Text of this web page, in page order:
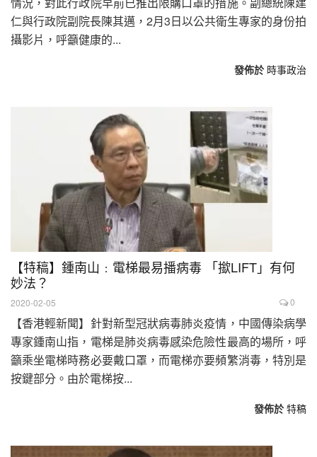
仁與行政院副院長陳其邁，2月3日以公共衛生專家的身份拍
攝影片，呼籲健康的...
發佈於 時事政治
【特稿】鍾南山﹕電梯最易播病毒 「撳LIFT」有何
妙法？
2020-02-05 0
【香港輕新聞】針對新型冠狀病毒肺炎疫情，中國傳染病學
專家鍾南山指，電梯是肺炎病毒感染危險性最高的場所，呼
籲乘坐電梯時務必要戴口罩，而電梯亦要頻繁消毒，特別是
按鍵部分。由於電梯按...
發佈於 特稿